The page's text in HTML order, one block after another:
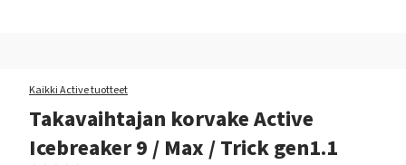
Kaikki Active tuotteet
Takavaihtajan korvake Active
Icebreaker 9 / Max / Trick gen1.1